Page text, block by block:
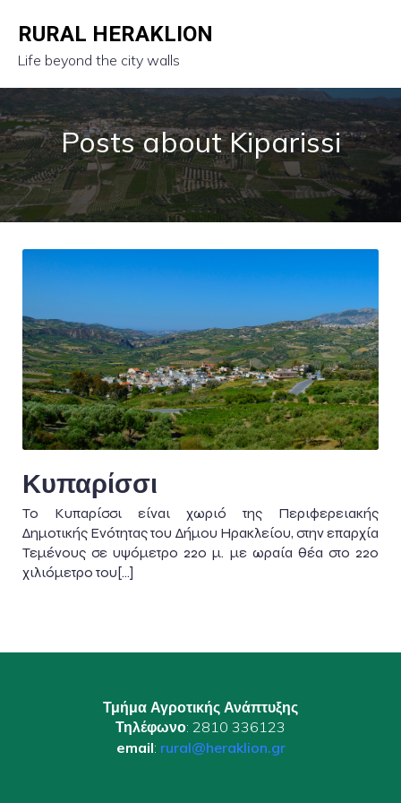
RURAL HERAKLION
Life beyond the city walls
Posts about Kiparissi
Κυπαρίσσι
Το Κυπαρίσσι είναι χωριό της Περιφερειακής
Δημοτικής Ενότητας του Δήμου Ηρακλείου, στην επαρχία
Τεμένους σε υψόμετρο 220 μ. με ωραία θέα στο 22ο
χιλιόμετρο του[…]
Τμήμα Αγροτικής Ανάπτυξης
Τηλέφωνο: 2810 336123
email: rural@heraklion.gr